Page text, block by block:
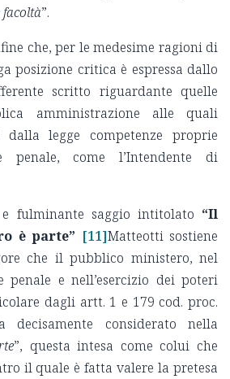
facoltà”.
che, per le medesime ragioni di
posizione critica è espressa dallo
scritto riguardante quelle
amministrazione alle quali
legge competenze proprie
penale, come l’Intendente di
fulminante saggio intitolato “Il
è parte” [11]Matteotti sostiene
che il pubblico ministero, nel
penale e nell’esercizio dei poteri
dagli artt. 1 e 179 cod. proc.
considerato nella
”, questa intesa come colui che
il quale è fatta valere la pretesa